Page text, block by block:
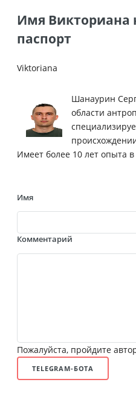
Имя Викториана
паспорт
Viktoriana
Шанаурин
области
Имеет более 10 лет опыта
Имя
Комментарий
Пожалуйста, пройдите
TELEGRAM-БОТА